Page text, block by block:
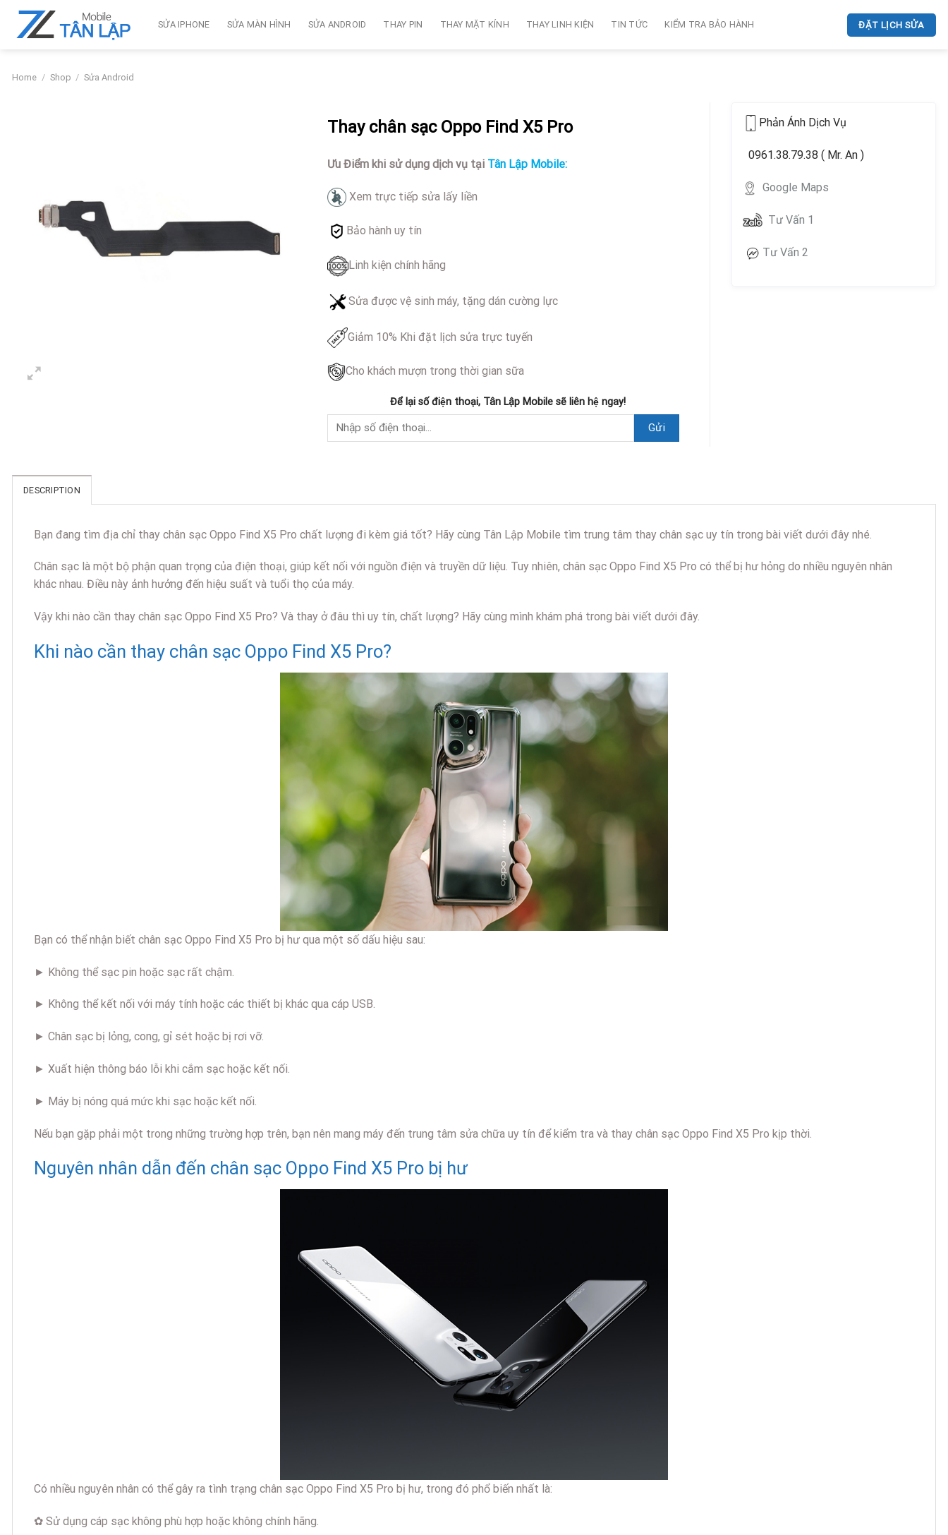
Skip
SỬA IPHONE SỬA MÀN HÌNH SỬA ANDROID THAY PIN THAY MẶT KÍNH THAY LINH KIỆN TIN TỨC KIỂM TRA BẢO HÀNH ĐẶT LỊCH SỬA
Home / Shop / Sửa Android
Thay chân sạc Oppo Find X5 Pro
Ưu Điểm khi sử dụng dịch vụ tại Tân Lập Mobile:
Xem trực tiếp sửa lấy liền
Bảo hành uy tín
Linh kiện chính hãng
Sửa được vệ sinh máy, tặng dán cường lực
Giảm 10% Khi đặt lịch sửa trực tuyến
Cho khách mượn trong thời gian sữa
Để lại số điện thoại, Tân Lập Mobile sẽ liên hệ ngay!
Phản Ánh Dịch Vụ
0961.38.79.38 ( Mr. An )
Google Maps
Tư Vấn 1
Tư Vấn 2
DESCRIPTION
Bạn đang tìm địa chỉ thay chân sạc Oppo Find X5 Pro chất lượng đi kèm giá tốt? Hãy cùng Tân Lập Mobile tìm trung tâm thay chân sạc uy tín trong bài viết dưới đây nhé.
Chân sạc là một bộ phận quan trọng của điện thoại, giúp kết nối với nguồn điện và truyền dữ liệu. Tuy nhiên, chân sạc Oppo Find X5 Pro có thể bị hư hỏng do nhiều nguyên nhân
khác nhau. Điều này ảnh hưởng đến hiệu suất và tuổi thọ của máy.
Vậy khi nào cần thay chân sạc Oppo Find X5 Pro? Và thay ở đâu thì uy tín, chất lượng? Hãy cùng mình khám phá trong bài viết dưới đây.
Khi nào cần thay chân sạc Oppo Find X5 Pro?
Bạn có thể nhận biết chân sạc Oppo Find X5 Pro bị hư qua một số dấu hiệu sau:
► Không thể sạc pin hoặc sạc rất chậm.
► Không thể kết nối với máy tính hoặc các thiết bị khác qua cáp USB.
► Chân sạc bị lỏng, cong, gỉ sét hoặc bị rơi vỡ.
► Xuất hiện thông báo lỗi khi cắm sạc hoặc kết nối.
► Máy bị nóng quá mức khi sạc hoặc kết nối.
Nếu bạn gặp phải một trong những trường hợp trên, bạn nên mang máy đến trung tâm sửa chữa uy tín để kiểm tra và thay chân sạc Oppo Find X5 Pro kịp thời.
Nguyên nhân dẫn đến chân sạc Oppo Find X5 Pro bị hư
Có nhiều nguyên nhân có thể gây ra tình trạng chân sạc Oppo Find X5 Pro bị hư, trong đó phổ biến nhất là:
✿ Sử dụng cáp sạc không phù hợp hoặc không chính hãng.